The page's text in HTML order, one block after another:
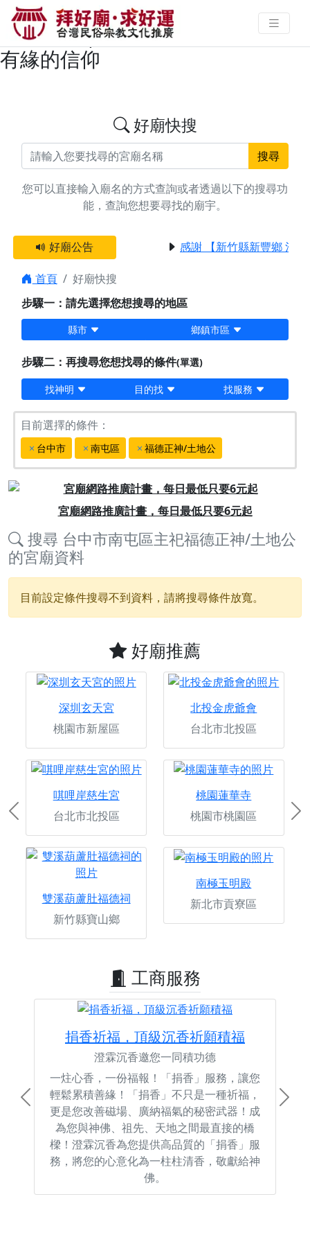
搜尋台中市南屯區福德正神/土地公
廟宇資料 | 拜好廟求好運 找到與您
有緣的信仰
好廟快搜
搜尋
您可以直接輸入廟名的方式查詢或者透過以下的搜尋功
能，查詢您想要尋找的廟宇。
好廟公告 感謝 【新竹縣新豐鄉 池
首頁
好廟快搜
步驟一：請先選擇您想搜尋的地區
縣市 鄉鎮市區
步驟二：再搜尋您想找尋的條件(單選)
找神明 目的找 找服務
目前選擇的條件：
台中市 南屯區 福德正神/土地公
宮廟網路推廣計畫，每日最低只要6元起
Previous
搜尋 台中市南屯區主祀福德正神/土地公
的宮廟資料
目前設定條件搜尋不到資料，請將搜尋條件放寬。
好廟推薦
深圳玄天宮
桃園市新屋區
北投金虎爺會
台北市北投區
唭哩岸慈生宮
台北市北投區
桃園蓮華寺
桃園市桃園區
雙溪葫蘆肚福德祠
新竹縣寶山鄉
南極玉明殿
新北市貢寮區
Previous
工商服務
捐香祈福，頂級沉香祈願積福
澄霖沉香邀您一同積功德
一炷心香，一份福報！「捐香」服務，讓您
輕鬆累積善緣！「捐香」不只是一種祈福，
更是您改善磁場、廣納福氣的秘密武器！成
為您與神佛、祖先、天地之間最直接的橋
樑！澄霖沉香為您提供高品質的「捐香」服
務，將您的心意化為一柱柱清香，敬獻給神
佛。
Previous Next